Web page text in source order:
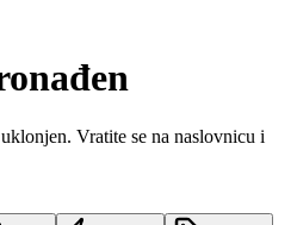
Vratite se na naslovnicu i